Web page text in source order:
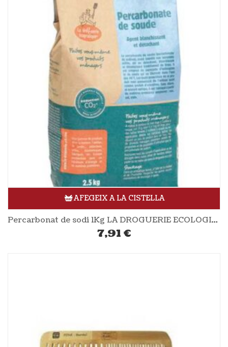
AFEGEIX A LA CISTELLA
Percarbonat de sodi 1Kg LA DROGUERIE ECOLOGIQUE
7,91 €